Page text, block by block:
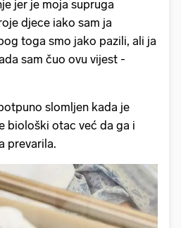
jer je moja supruga
djece iako sam ja
toga smo jako pazili, ali ja
sam čuo ovu vijest -
slomljen kada je
biološki otac već da ga i
prevarila.